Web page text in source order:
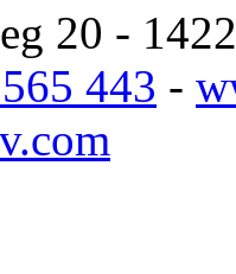
20 -
443 -